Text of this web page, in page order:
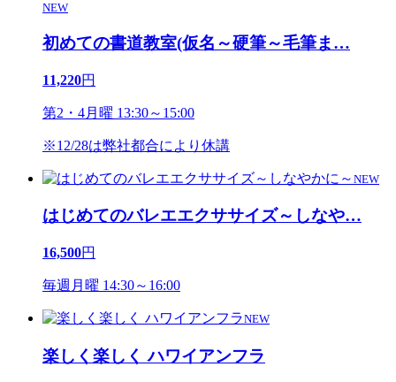
NEW
初めての書道教室(仮名～硬筆～毛筆ま …
11,220円
第2・4月曜 13:30～15:00
※12/28は弊社都合により休講
NEW
はじめてのバレエエクササイズ～しなや…
16,500円
毎週月曜 14:30～16:00
NEW
楽しく楽しく ハワイアンフラ